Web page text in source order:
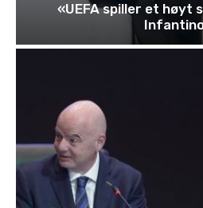
«UEFA spiller et høyt